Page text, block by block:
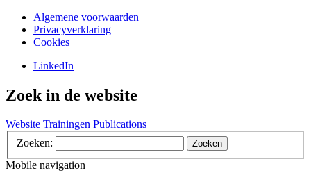
Algemene voorwaarden
Privacyverklaring
Cookies
LinkedIn
Zoek in de website
Website Trainingen Publications
Zoeken:
Zoeken
Mobile navigation